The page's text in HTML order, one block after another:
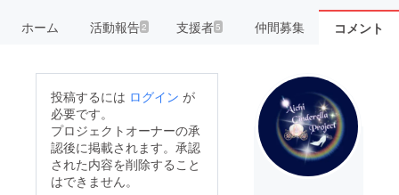
ホーム 活動報告2 支援者5 仲間募集 コメント
投稿するには ログイン が
必要です。
プロジェクトオーナーの承
認後に掲載されます。承認
された内容を削除すること
はできません。